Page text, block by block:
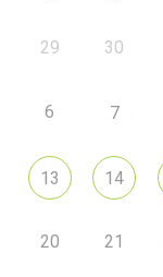
29 30
6 7
13 14
20 21